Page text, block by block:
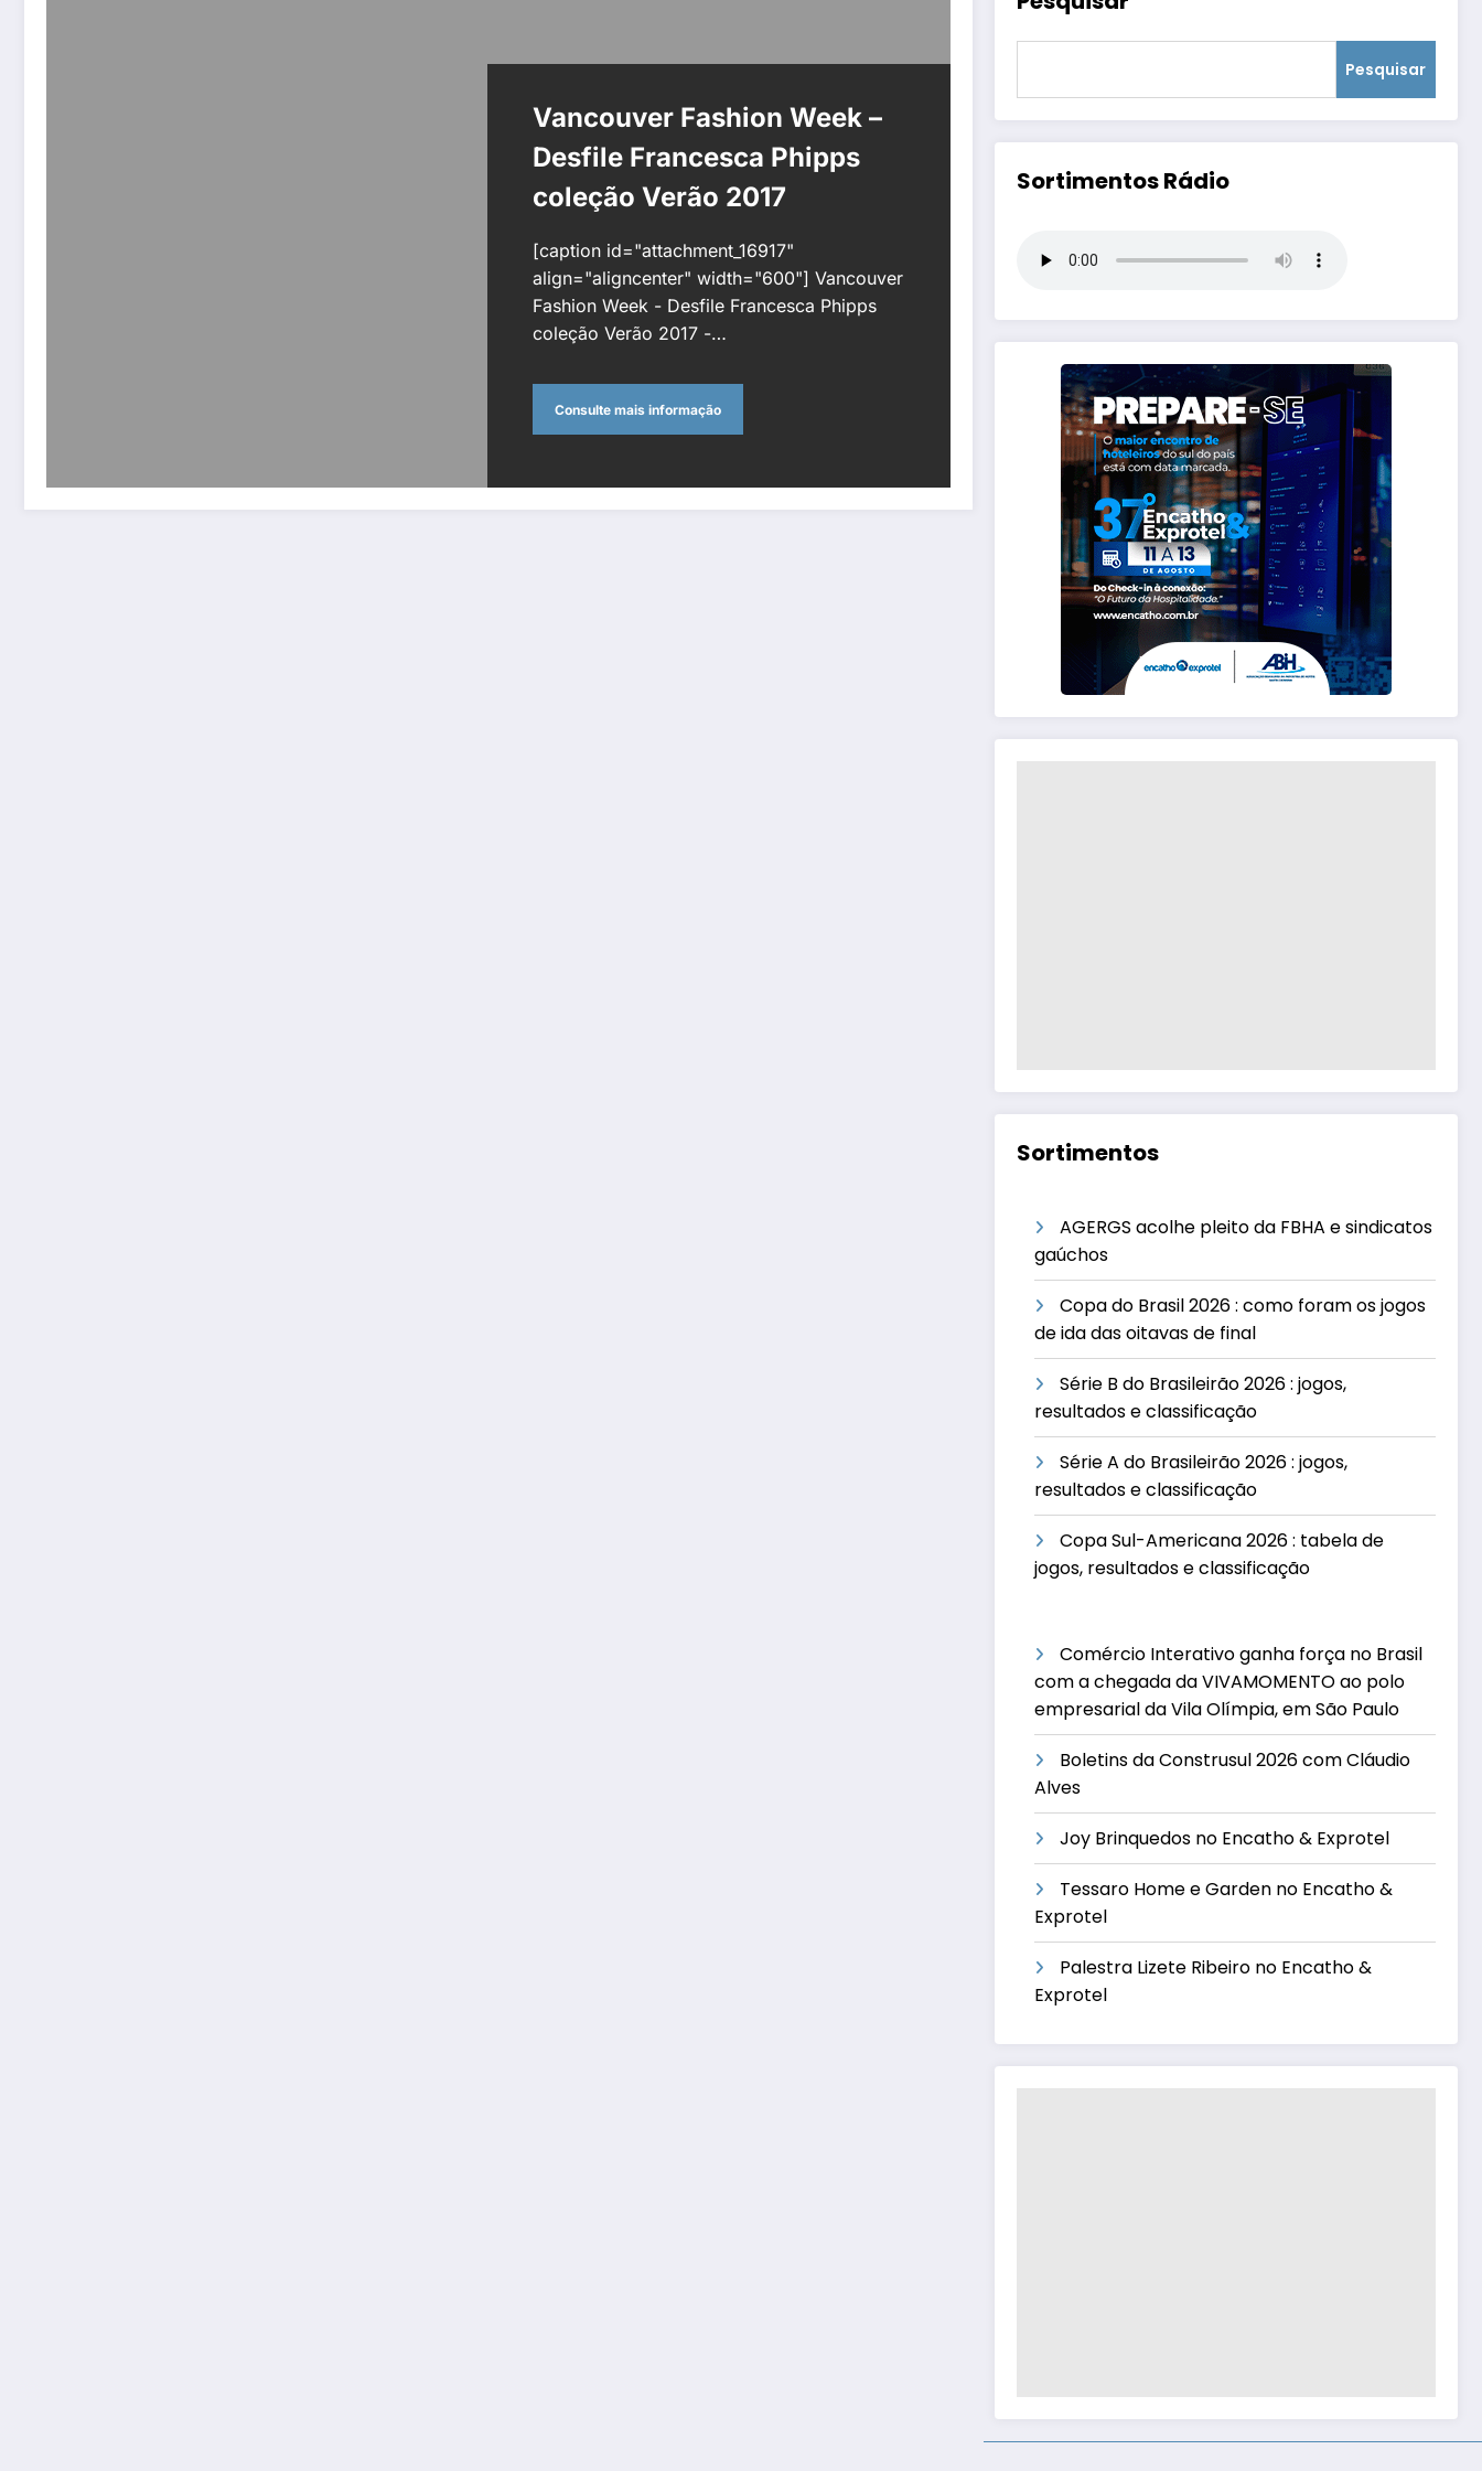
Vancouver Fashion Week –
Desfile Francesca Phipps
coleção Verão 2017
[caption id="attachment_16917"
align="aligncenter" width="600"] Vancouver
Fashion Week - Desfile Francesca Phipps
coleção Verão 2017 -…
Consulte mais informação
Pesquisar
Sortimentos Rádio
Sortimentos
AGERGS acolhe pleito da FBHA e sindicatos
gaúchos
Copa do Brasil 2026 : como foram os jogos
de ida das oitavas de final
Série B do Brasileirão 2026 : jogos,
resultados e classificação
Série A do Brasileirão 2026 : jogos,
resultados e classificação
Copa Sul-Americana 2026 : tabela de
jogos, resultados e classificação
Comércio Interativo ganha força no Brasil
com a chegada da VIVAMOMENTO ao polo
empresarial da Vila Olímpia, em São Paulo
Boletins da Construsul 2026 com Cláudio
Alves
Joy Brinquedos no Encatho & Exprotel
Tessaro Home e Garden no Encatho &
Exprotel
Palestra Lizete Ribeiro no Encatho &
Exprotel